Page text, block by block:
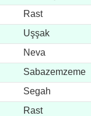
Rast
Uşşak
Neva
Sabazemzeme
Segah
Rast